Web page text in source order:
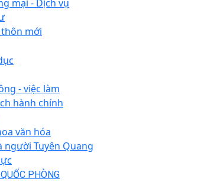
mại - Dịch vụ
mới
- việc làm
hành chính
văn hóa
người Tuyên Quang
PHÒNG